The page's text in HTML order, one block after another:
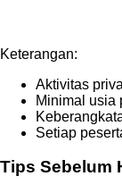
Keterangan:
Aktivitas
Minimal usia
Setiap
Tips Sebelum